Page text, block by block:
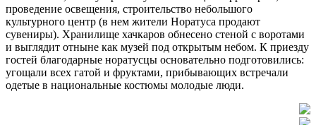
проведение освещения, строительство небольшого
культурного центр (в нем жители Норатуса продают
сувениры). Хранилище хачкаров обнесено стеной с воротами
и выглядит отныне как музей под открытым небом. К приезду
гостей благодарные норатусцы основательно подготовились:
угощали всех гатой и фруктами, прибывающих встречали
одетые в национальные костюмы молодые люди.